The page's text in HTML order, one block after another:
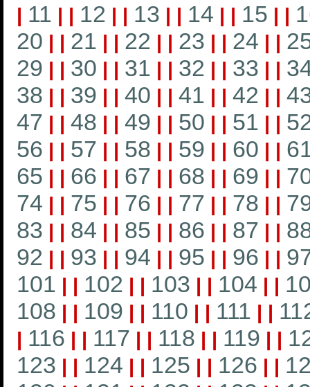
| 11 | | 12 | | 13 | | 14 | | 15 | |
20 | | 21 | | 22 | | 23 | | 24 | |
29 | | 30 | | 31 | | 32 | | 33 | |
38 | | 39 | | 40 | | 41 | | 42 | |
47 | | 48 | | 49 | | 50 | | 51 | |
56 | | 57 | | 58 | | 59 | | 60 | |
65 | | 66 | | 67 | | 68 | | 69 | |
74 | | 75 | | 76 | | 77 | | 78 | |
83 | | 84 | | 85 | | 86 | | 87 | |
92 | | 93 | | 94 | | 95 | | 96 | |
101 | | 102 | | 103 | | 104 | |
108 | | 109 | | 110 | | 111 | |
| 116 | | 117 | | 118 | | 119 | |
123 | | 124 | | 125 | | 126 | |